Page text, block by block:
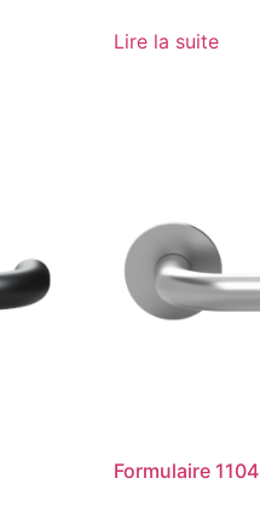
Lire la suite
Formulaire 1104